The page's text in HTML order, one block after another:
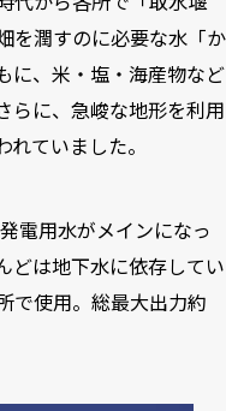
を潤すのに必要な水「か
に、米・塩・海産物など
らに、急峻な地形を利用
ていました。
電用水がメインになっ
どは地下水に依存してい
で使用。総最大出力約